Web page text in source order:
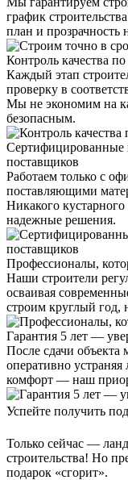
график
план и прозрачность
Контроль качества
Каждый этап
проверку в
Мы не экономим на
безопасным.
Сертифицированные
поставщиков
Работаем только с
поставляющими
Никакого
надежные решения.
Профессионалы,
Наши строители
осваивая
строим круглый год,
Гарантия 5 лет —
После сдачи
оперативно
комфорт — наш
Успейте получить
Только сейчас —
строительства! Но
подарок «сгорит».